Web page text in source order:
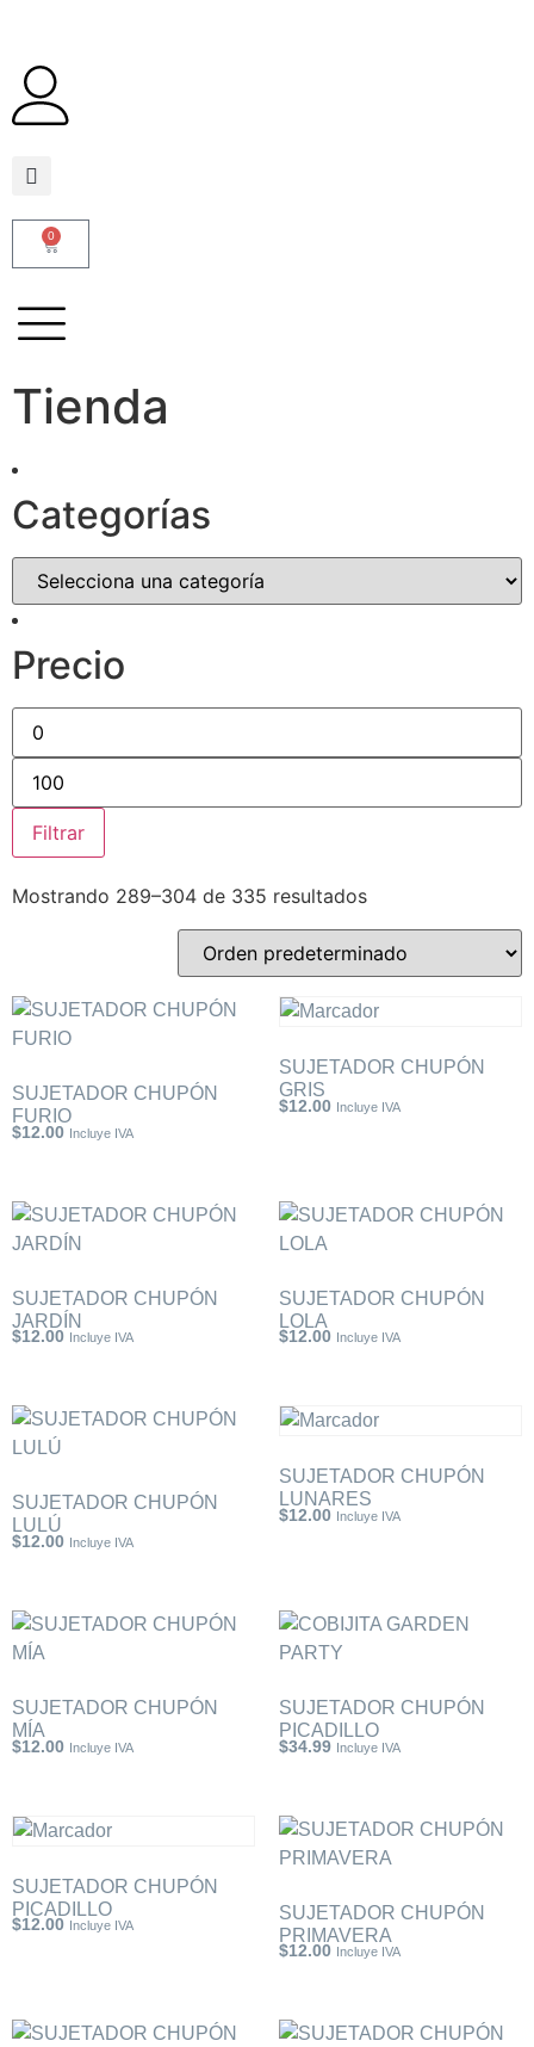
0
Tienda
Categorías
Precio
Filtrar
Mostrando 289–304 de 335 resultados
SUJETADOR CHUPÓN
FURIO
$12.00 Incluye IVA
SUJETADOR CHUPÓN
GRIS
$12.00 Incluye IVA
SUJETADOR CHUPÓN
JARDÍN
$12.00 Incluye IVA
SUJETADOR CHUPÓN
LOLA
$12.00 Incluye IVA
SUJETADOR CHUPÓN
LULÚ
$12.00 Incluye IVA
SUJETADOR CHUPÓN
LUNARES
$12.00 Incluye IVA
SUJETADOR CHUPÓN
MÍA
$12.00 Incluye IVA
SUJETADOR CHUPÓN
PICADILLO
$34.99 Incluye IVA
SUJETADOR CHUPÓN
PICADILLO
$12.00 Incluye IVA
SUJETADOR CHUPÓN
PRIMAVERA
$12.00 Incluye IVA